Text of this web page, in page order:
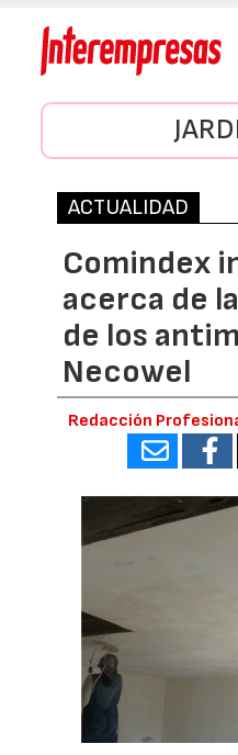
ACTUALIDAD
Comindex
acerca de
de los
Necowel
Redacción